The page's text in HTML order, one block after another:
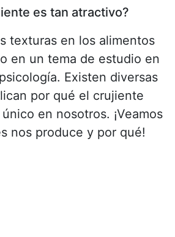
es tan atractivo?
texturas en los alimentos
en un tema de estudio en
Existen diversas
por qué el crujiente
en nosotros. ¡Veamos
nos produce y por qué!